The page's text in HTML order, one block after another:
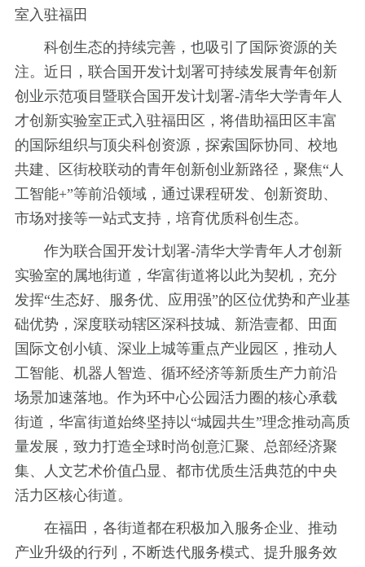
室入驻福田
科创生态的持续完善，也吸引了国际资源的关
注。近日，联合国开发计划署可持续发展青年创新
创业示范项目暨联合国开发计划署-清华大学青年人
才创新实验室正式入驻福田区，将借助福田区丰富
的国际组织与顶尖科创资源，探索国际协同、校地
共建、区街校联动的青年创新创业新路径，聚焦“人
工智能+”等前沿领域，通过课程研发、创新资助、
市场对接等一站式支持，培育优质科创生态。
作为联合国开发计划署-清华大学青年人才创新
实验室的属地街道，华富街道将以此为契机，充分
发挥“生态好、服务优、应用强”的区位优势和产业基
础优势，深度联动辖区深科技城、新浩壹都、田面
国际文创小镇、深业上城等重点产业园区，推动人
工智能、机器人智造、循环经济等新质生产力前沿
场景加速落地。作为环中心公园活力圈的核心承载
街道，华富街道始终坚持以“城园共生”理念推动高质
量发展，致力打造全球时尚创意汇聚、总部经济聚
集、人文艺术价值凸显、都市优质生活典范的中央
活力区核心街道。
在福田，各街道都在积极加入服务企业、推动
产业升级的行列，不断迭代服务模式、提升服务效